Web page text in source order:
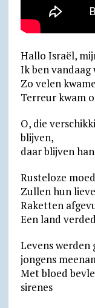
Hallo Israël,
Ik ben
Zo velen
Terreur kwam
O, die
blijven,
daar blijven
Rusteloze
Zullen hun
Raketten
Een land
Levens werden
jongens
Met bloed
sirenes